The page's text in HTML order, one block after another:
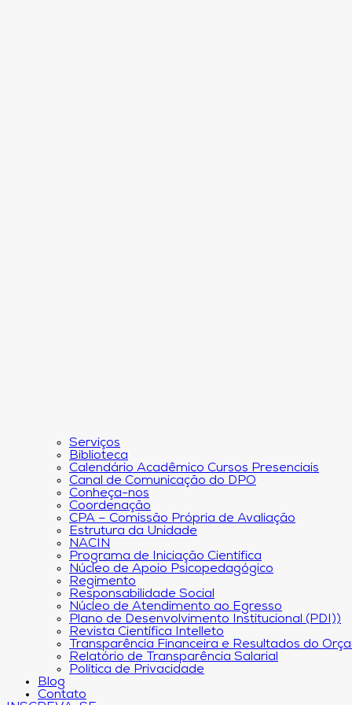
Serviços
Biblioteca
Calendário Acadêmico Cursos Presenciais
Canal de Comunicação do DPO
Conheça-nos
Coordenação
CPA – Comissão Própria de Avaliação
Estrutura da Unidade
NACIN
Programa de Iniciação Científica
Núcleo de Apoio Psicopedagógico
Regimento
Responsabilidade Social
Núcleo de Atendimento ao Egresso
Plano de Desenvolvimento Institucional (PDI))
Revista Científica Intelleto
Transparência Financeira e Resultados do
Relatório de Transparência Salarial
Política de Privacidade
Blog
Contato